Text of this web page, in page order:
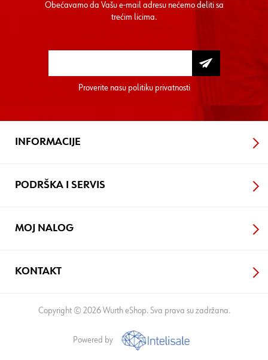
Obećavamo da Vašu e-mail adresu nećemo deliti sa
trećim licima.
Proverite nasu politiku privatnosti
INFORMACIJE
PODRŠKA I SERVIS
MOJ NALOG
KONTAKT
Copyright © 2026 Wurth eShop. Sva prava su zadržana.
Powered by